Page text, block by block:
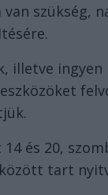
szükség,
illetve
és 20,
tart